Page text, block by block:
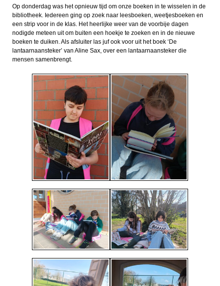
Op donderdag was het opnieuw tijd om onze boeken in te wisselen in de
bibliotheek. Iedereen ging op zoek naar leesboeken, weetjesboeken en
een strip voor in de klas. Het heerlijke weer van de voorbije dagen
nodigde meteen uit om buiten een hoekje te zoeken en in de nieuwe
boeken te duiken. Als afsluiter las juf ook voor uit het boek ‘De
lantaarnaansteker’ van Aline Sax, over een lantaarnaansteker die
mensen samenbrengt.